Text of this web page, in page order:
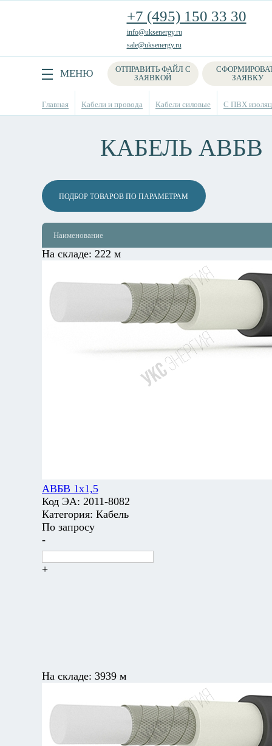
+7 (495) 150 33 30
info@uksenergy.ru
sale@uksenergy.ru
МЕНЮ
ОТПРАВИТЬ ФАЙЛ С
ЗАЯВКОЙ
ЗАЯВКУ
Поиск
Главная Кабели и провода Кабели силовые С ПВХ
КАБЕЛЬ АВБВ
ПОДБОР ТОВАРОВ ПО ПАРАМЕТРАМ
Наименование
На складе: 222 м
АВБВ 1х1,5
Код ЭА: 2011-8082
Категория: Кабель
По запросу
-
+
На складе: 3939 м